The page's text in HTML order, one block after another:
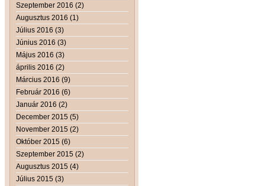
Szeptember 2016 (2)
Augusztus 2016 (1)
Július 2016 (3)
Június 2016 (3)
Május 2016 (3)
április 2016 (2)
Március 2016 (9)
Február 2016 (6)
Január 2016 (2)
December 2015 (5)
November 2015 (2)
Október 2015 (6)
Szeptember 2015 (2)
Augusztus 2015 (4)
Július 2015 (3)